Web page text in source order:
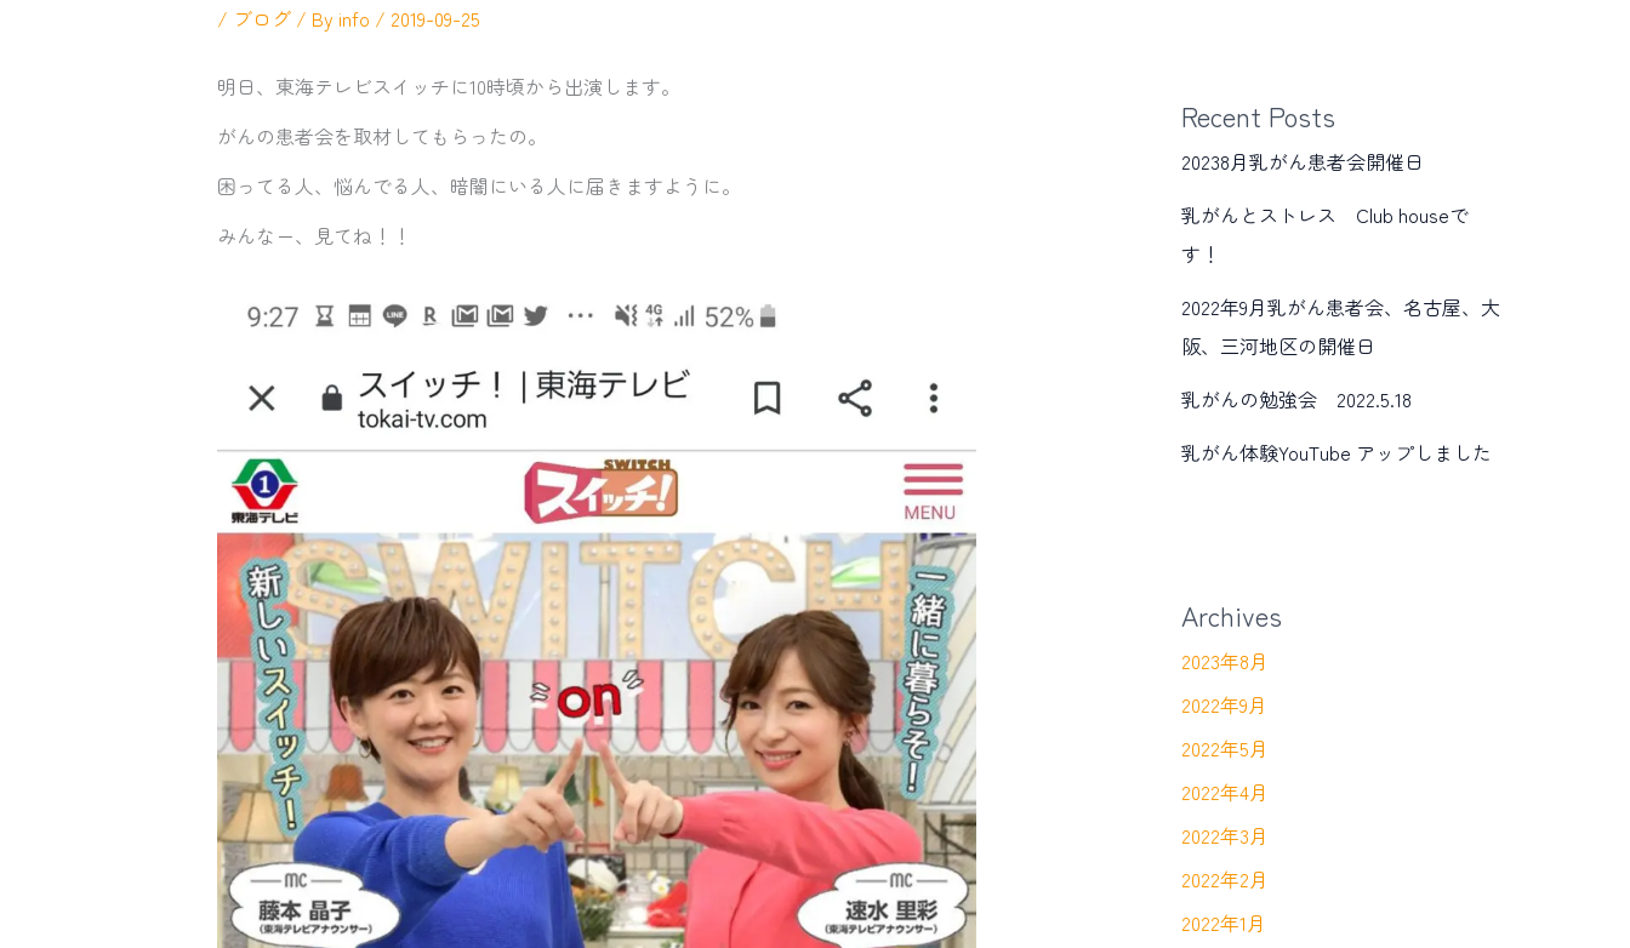
/ ブログ/ By info / 2019-09-25
明日、東海テレビスイッチに10時頃から出演します。
がんの患者会を取材してもらったの。
困ってる人、悩んでる人、暗闇にいる人に届きますように。
みんなー、見てね！！
Recent Posts
20238月乳がん患者会開催日
乳がんとストレス Club houseで
す！
2022年9月乳がん患者会、名古屋、大
阪、三河地区の開催日
乳がんの勉強会 2022.5.18
乳がん体験YouTube アップしました
Archives
2023年8月
2022年9月
2022年5月
2022年4月
2022年3月
2022年2月
2022年1月